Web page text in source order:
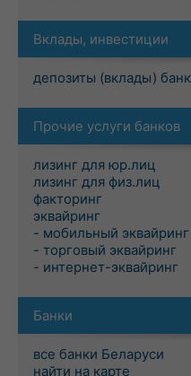
Вклады, инвестиции
депозиты (вклады)
Прочие услуги банков
лизинг для юр.лиц
лизинг для физ.лиц
факторинг
эквайринг
- мобильный эквайринг
- торговый эквайринг
- интернет-эквайринг
Банки
все банки Беларуси
найти на карте